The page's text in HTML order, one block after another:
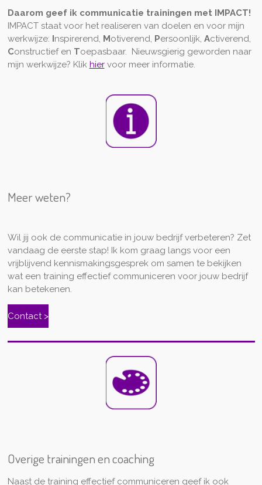
Daarom geef ik communicatie trainingen met IMPACT!
IMPACT staat voor het realiseren van doelen en voor mijn
werkwijze: Inspirerend, Motiverend, Persoonlijk, Activerend,
Constructief en Toepasbaar. Nieuwsgierig geworden naar
mijn werkwijze? Klik hiervoor meer informatie.
Meer weten?
Wil jij ook de communicatie in jouw bedrijf verbeteren? Zet
vandaag de eerste stap! Ik kom graag langs voor een
vrijblijvend kennismakingsgesprek om samen te bekijken
wat een training effectief communiceren voor jouw bedrijf
kan betekenen.
Contact >
Overige trainingen en coaching
Naast de training effectief communiceren geef ik ook